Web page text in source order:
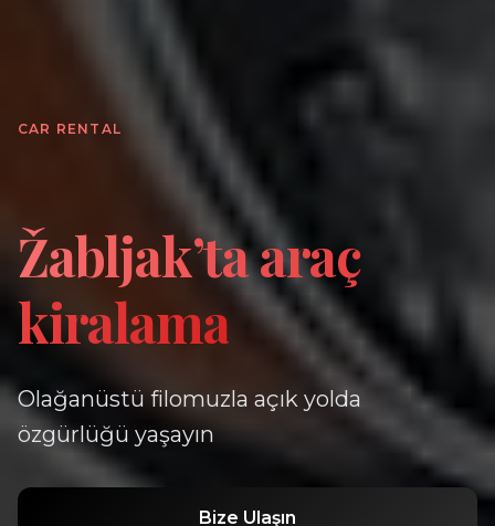
CAR RENTAL
Žabljak’ta araç
kiralama
Olağanüstü filomuzla açık yolda
özgürlüğü yaşayın
Bize Ulaşın